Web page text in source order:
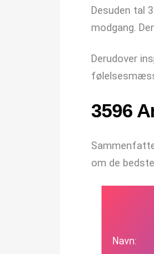
Desuden tal
modgang.
Derudover
3596
om de
Navn: